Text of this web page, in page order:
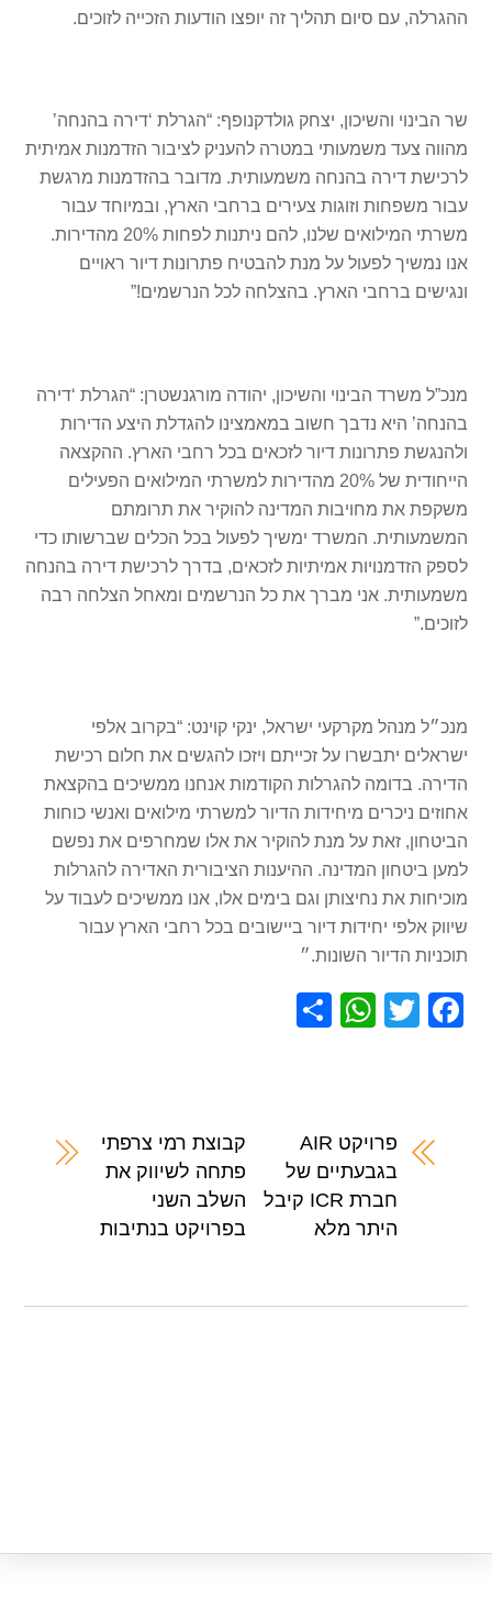
ההגרלה, עם סיום תהליך זה יופצו הודעות הזכייה לזוכים.
שר הבינוי והשיכון, יצחק גולדקנופף: “הגרלת ‘דירה בהנחה’
מהווה צעד משמעותי במטרה להעניק לציבור הזדמנות אמיתית
לרכישת דירה בהנחה משמעותית. מדובר בהזדמנות מרגשת
עבור משפחות וזוגות צעירים ברחבי הארץ, ובמיוחד עבור
משרתי המילואים שלנו, להם ניתנות לפחות 20% מהדירות.
אנו נמשיך לפעול על מנת להבטיח פתרונות דיור ראויים
ונגישים ברחבי הארץ. בהצלחה לכל הנרשמים!”
מנכ”ל משרד הבינוי והשיכון, יהודה מורגנשטרן: “הגרלת ‘דירה
בהנחה’ היא נדבך חשוב במאמצינו להגדלת היצע הדירות
ולהנגשת פתרונות דיור לזכאים בכל רחבי הארץ. ההקצאה
הייחודית של 20% מהדירות למשרתי המילואים הפעילים
משקפת את מחויבות המדינה להוקיר את תרומתם
המשמעותית. המשרד ימשיך לפעול בכל הכלים שברשותו כדי
לספק הזדמנויות אמיתיות לזכאים, בדרך לרכישת דירה בהנחה
משמעותית. אני מברך את כל הנרשמים ומאחל הצלחה רבה
לזוכים.”
מנכ״ל מנהל מקרקעי ישראל, ינקי קוינט: “בקרוב אלפי
ישראלים יתבשרו על זכייתם ויזכו להגשים את חלום רכישת
הדירה. בדומה להגרלות הקודמות אנחנו ממשיכים בהקצאת
אחוזים ניכרים מיחידות הדיור למשרתי מילואים ואנשי כוחות
הביטחון, זאת על מנת להוקיר את אלו שמחרפים את נפשם
למען ביטחון המדינה. ההיענות הציבורית האדירה להגרלות
מוכיחות את נחיצותן וגם בימים אלו, אנו ממשיכים לעבוד על
שיווק אלפי יחידות דיור ביישובים בכל רחבי הארץ עבור
תוכניות הדיור השונות.״
F
b
T
W
A
p
p
פרויקט AIR
בגבעתיים של
חברת ICR קיבל
היתר מלא
קבוצת רמי צרפתי
פתחה לשיווק את
השלב השני
בפרויקט בנתיבות